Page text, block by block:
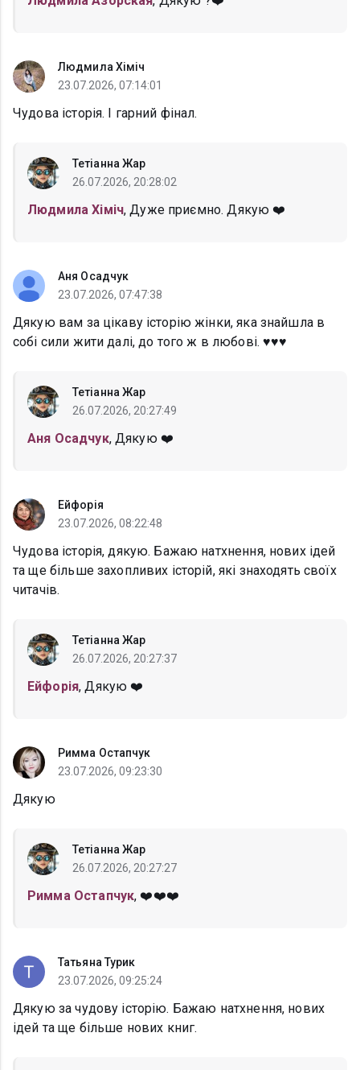
Людмила Хіміч
23.07.2026, 07:14:01
Чудова історія. І гарний фінал.
Тетіанна Жар
26.07.2026, 20:28:02
Людмила Хіміч, Дуже приємно. Дякую ❤️
Аня Осадчук
23.07.2026, 07:47:38
Дякую вам за цікаву історію жінки, яка знайшла в
собі сили жити далі, до того ж в любові. ♥️♥️♥️
Тетіанна Жар
26.07.2026, 20:27:49
Аня Осадчук, Дякую ❤️
Ейфорія
23.07.2026, 08:22:48
Чудова історія, дякую. Бажаю натхнення, нових ідей
та ще більше захопливих історій, які знаходять своїх
читачів.
Тетіанна Жар
26.07.2026, 20:27:37
Ейфорія, Дякую ❤️
Римма Остапчук
23.07.2026, 09:23:30
Дякую
Тетіанна Жар
26.07.2026, 20:27:27
Римма Остапчук, ❤️❤️❤️
Татьяна Турик
23.07.2026, 09:25:24
Дякую за чудову історію. Бажаю натхнення, нових
ідей та ще більше нових книг.